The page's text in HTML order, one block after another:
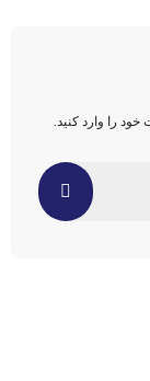
را وارد کنید.